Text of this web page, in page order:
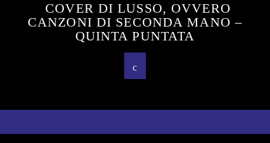
COVER DI LUSSO, OVVERO
CANZONI DI SECONDA MANO –
QUINTA PUNTATA